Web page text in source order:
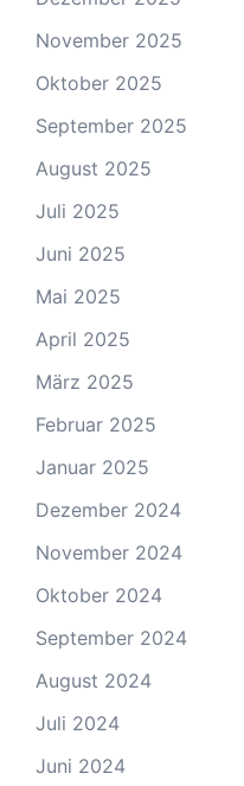
November 2025
Oktober 2025
September 2025
August 2025
Juli 2025
Juni 2025
Mai 2025
April 2025
März 2025
Februar 2025
Januar 2025
Dezember 2024
November 2024
Oktober 2024
September 2024
August 2024
Juli 2024
Juni 2024